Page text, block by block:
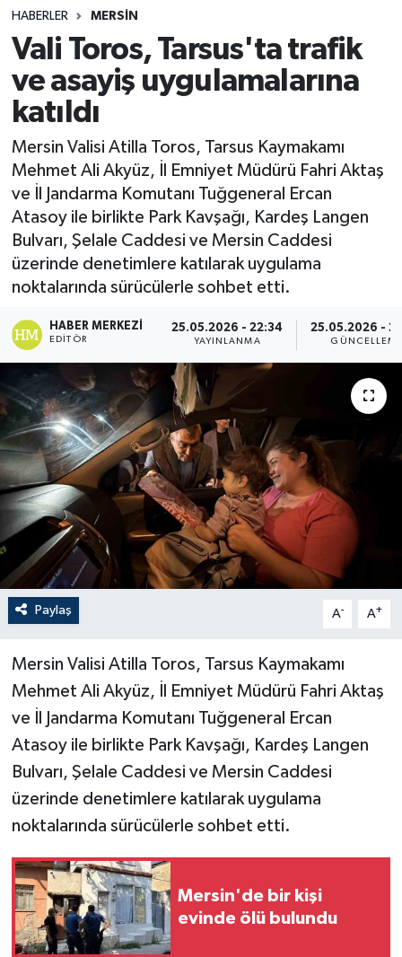
HABERLER MERSIN
Vali Toros, Tarsus'ta trafik
ve asayiş uygulamalarına
katıldı
Mersin Valisi Atilla Toros, Tarsus Kaymakamı
Mehmet Ali Akyüz, İl Emniyet Müdürü Fahri Aktaş
ve İl Jandarma Komutanı Tuğgeneral Ercan
Atasoy ile birlikte Park Kavşağı, Kardeş Langen
Bulvarı, Şelale Caddesi ve Mersin Caddesi
üzerinde denetimlere katılarak uygulama
noktalarında sürücülerle sohbet etti.
HABER MERKEZI
EDITÖR
25.05.2026 - 22:34
YAYINLANMA
25.05.2026 -
Paylaş A- A+
Mersin Valisi Atilla Toros, Tarsus Kaymakamı
Mehmet Ali Akyüz, İl Emniyet Müdürü Fahri Aktaş
ve İl Jandarma Komutanı Tuğgeneral Ercan
Atasoy ile birlikte Park Kavşağı, Kardeş Langen
Bulvarı, Şelale Caddesi ve Mersin Caddesi
üzerinde denetimlere katılarak uygulama
noktalarında sürücülerle sohbet etti.
Mersin'de bir kişi
evinde ölü bulundu
Teknoloji
Yaşam